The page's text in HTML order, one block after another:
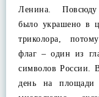
Ленина.
было украшено в
триколора,
флаг – один из
символов России.
день на площади